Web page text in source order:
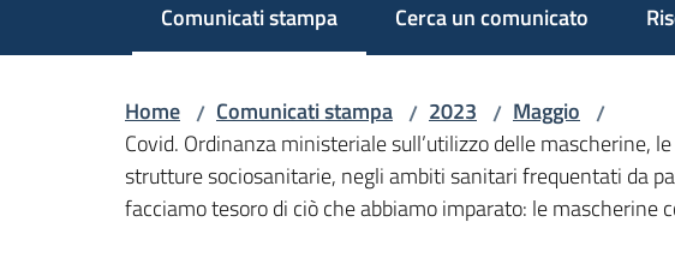
Comunicati stampa
Menu selezionato Cerca un comunicato
Home / Comunicati stampa / 2023 / Maggio /
Covid. Ordinanza ministeriale sull’utilizzo delle mascherine,
strutture sociosanitarie, negli ambiti sanitari frequentati da
facciamo tesoro di ciò che abbiamo imparato: le mascherine